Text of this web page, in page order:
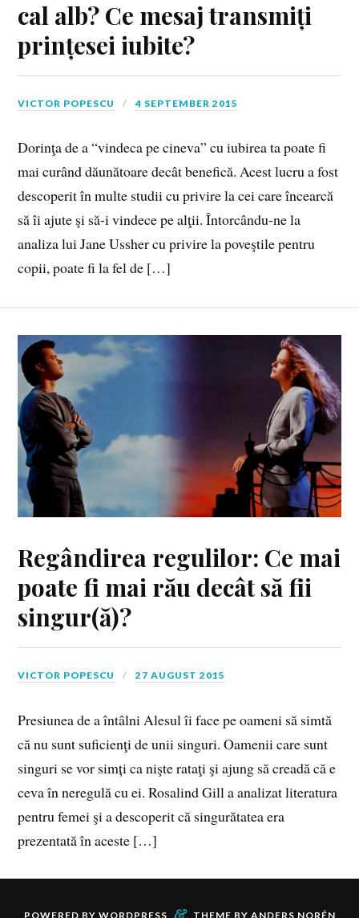
cal alb? Ce mesaj transmiți
prințesei iubite?
VICTOR POPESCU 4 SEPTEMBER 2015
Dorinţa de a “vindeca pe cineva” cu iubirea ta poate fi
mai curând dăunătoare decât benefică. Acest lucru a fost
descoperit în multe studii cu privire la cei care încearcă
să îi ajute şi să-i vindece pe alţii. Întorcându-ne la
analiza lui Jane Ussher cu privire la poveştile pentru
copii, poate fi la fel de […]
Regândirea regulilor: Ce mai
poate fi mai rău decât să fii
singur(ă)?
VICTOR POPESCU 27 AUGUST 2015
Presiunea de a întâlni Alesul îi face pe oameni să simtă
că nu sunt suficienţi de unii singuri. Oamenii care sunt
singuri se vor simți ca nişte rataţi şi ajung să creadă că e
ceva în neregulă cu ei. Rosalind Gill a analizat literatura
pentru femei şi a descoperit că singurătatea era
prezentată în aceste […]
POWERED BY WORDPRESS THEME BY ANDERS NORÉN